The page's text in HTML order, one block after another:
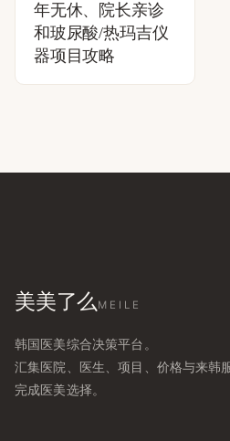
年无休、院长亲诊
和玻尿酸/热玛吉仪
器项目攻略
美美了么 MEILE
韩国医美综合决策平台。
汇集医院、医生、项目、价格与来韩
完成医美选择。